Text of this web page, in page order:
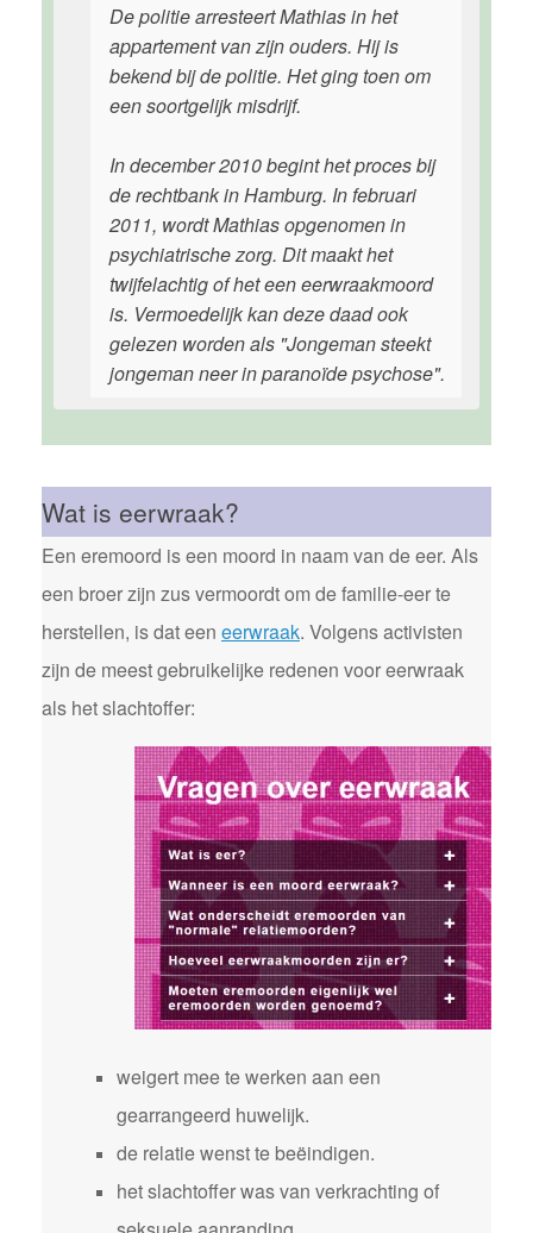
De politie arresteert Mathias in het
appartement van zijn ouders. Hij is
bekend bij de politie. Het ging toen om
een soortgelijk misdrijf.
In december 2010 begint het proces bij
de rechtbank in Hamburg. In februari
2011, wordt Mathias opgenomen in
psychiatrische zorg. Dit maakt het
twijfelachtig of het een eerwraakmoord
is. Vermoedelijk kan deze daad ook
gelezen worden als "Jongeman steekt
jongeman neer in paranoïde psychose".
Wat is eerwraak?
Een eremoord is een moord in naam van de eer. Als
een broer zijn zus vermoordt om de familie-eer te
herstellen, is dat een eerwraak. Volgens activisten
zijn de meest gebruikelijke redenen voor eerwraak
als het slachtoffer:
weigert mee te werken aan een
gearrangeerd huwelijk.
de relatie wenst te beëindigen.
het slachtoffer was van verkrachting of